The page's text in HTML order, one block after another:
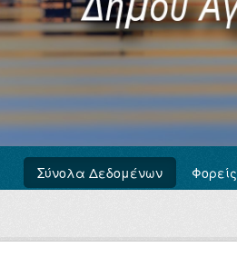
Σύνολα Δεδομένων Φορείς